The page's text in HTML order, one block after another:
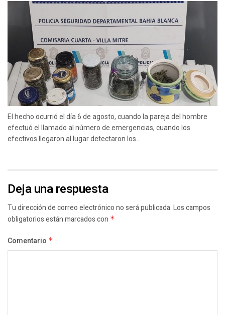
El hecho ocurrió el día 6 de agosto, cuando la pareja del hombre
efectuó el llamado al número de emergencias, cuando los
efectivos llegaron al lugar detectaron los...
Deja una respuesta
Tu dirección de correo electrónico no será publicada.Los campos
obligatorios están marcados con *
Comentario *